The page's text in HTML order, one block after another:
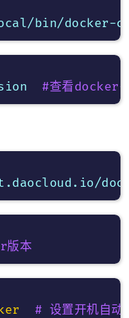
#查看docker-
版本
# 设置开机自动